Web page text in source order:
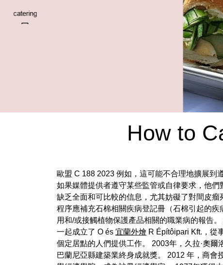
How to
歐盟 C 188 2023 例如，這可能不合理地擴展到
如果媒體提供者遵守某些監管或自律要求，他
缺乏全面和可比較的信息，尤其妨礙了對間皮
程序應補充石棉相關疾病登記冊（石棉引起的
用和/或接觸植物保護產品相關的職業病的報告
一起成立了 O és 宜蘭外燴 R Építôipari Kft.，從
個定居點的人們提供工作。 2003年，久拉·奧
巴蘭尼亞縣建築業終身成就獎。 2012 年，商